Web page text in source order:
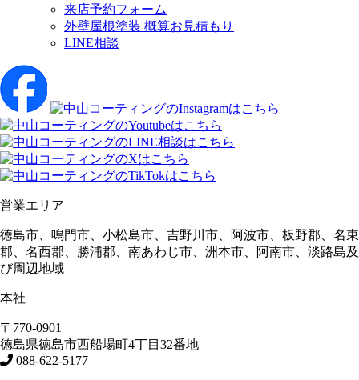
来店予約フォーム
外壁屋根塗装 概算お見積もり
LINE相談
営業エリア
徳島市、鳴門市、小松島市、吉野川市、阿波市、板野郡、名東
郡、名西郡、勝浦郡、南あわじ市、洲本市、阿南市、淡路島及
び周辺地域
本社
〒770-0901
徳島県徳島市西船場町4丁目32番地
088-622-5177